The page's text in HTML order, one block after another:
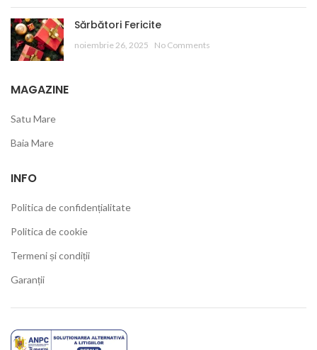
Sărbători Fericite
noiembrie 26, 2025 No Comments
MAGAZINE
Satu Mare
Baia Mare
INFO
Politica de confidențialitate
Politica de cookie
Termeni și condiții
Garanții